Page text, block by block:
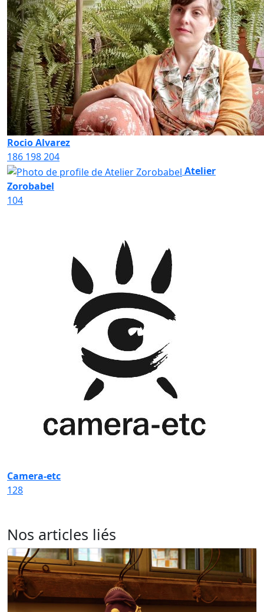
Rocio Alvarez
186 198204
Atelier
Zorobabel
104
Camera-etc
128
Nos articles liés